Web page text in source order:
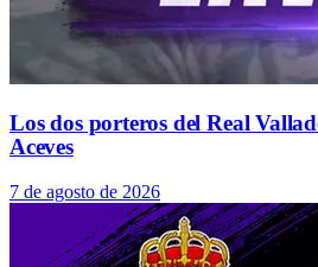
Los dos porteros del Real
Aceves
7 de agosto de 2026